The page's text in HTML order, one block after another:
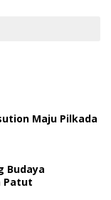
Maju Pilkada
Budaya
Patut